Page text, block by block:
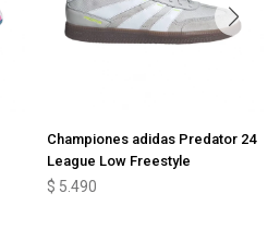
Championes adidas Predator 24
League Low Freestyle
$ 5.490